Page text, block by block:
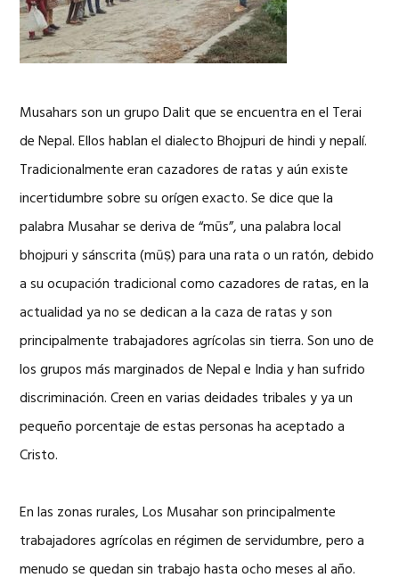
Musahars son un grupo Dalit que se encuentra en el Terai
de Nepal. Ellos hablan el dialecto Bhojpuri de hindi y nepalí.
Tradicionalmente eran cazadores de ratas y aún existe
incertidumbre sobre su orígen exacto. Se dice que la
palabra Musahar se deriva de “mūs”, una palabra local
bhojpuri y sánscrita (mūṣ) para una rata o un ratón, debido
a su ocupación tradicional como cazadores de ratas, en la
actualidad ya no se dedican a la caza de ratas y son
principalmente trabajadores agrícolas sin tierra. Son uno de
los grupos más marginados de Nepal e India y han sufrido
discriminación. Creen en varias deidades tribales y ya un
pequeño porcentaje de estas personas ha aceptado a
Cristo.
En las zonas rurales, Los Musahar son principalmente
trabajadores agrícolas en régimen de servidumbre, pero a
menudo se quedan sin trabajo hasta ocho meses al año.